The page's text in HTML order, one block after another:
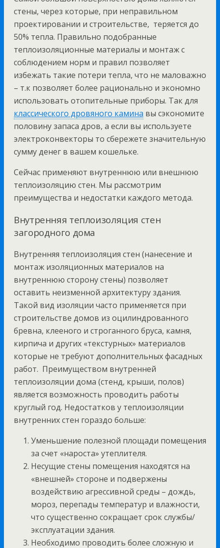
стены, через которые, при неправильном
проектировании и строительстве, теряется до
50% тепла. Правильно подобранные
теплоизоляционные материалы и монтаж с
соблюдением норм и правил позволяет
избежать такие потери тепла, что не маловажно
– т.к позволяет более рационально и экономно
использовать отопительные приборы. Так для
классического дровяного камина вы сэкономите
половину запаса дров, а если вы используете
электроконвекторы то сбережете значительную
сумму денег в вашем кошельке.
Сейчас применяют внутреннюю или внешнюю
теплоизоляцию стен. Мы рассмотрим
преимущества и недостатки каждого метода.
Внутренняя теплоизоляция стен
загородного дома
Внутренняя теплоизоляция стен (нанесение и
монтаж изоляционных материалов на
внутреннюю сторону стены) позволяет
оставить неизменной архитектуру здания.
Такой вид изоляции часто применяется при
строительстве домов из оцилиндрованного
бревна, клееного и строганного бруса, камня,
кирпича и других «текстурных» материалов
которые не требуют дополнительных фасадных
работ. Преимуществом внутренней
теплоизоляции дома (стенд, крыши, полов)
является возможность проводить работы
круглый год. Недостатков у теплоизоляции
внутренних стен гораздо больше:
Уменьшение полезной площади помещения
за счет «нароста» утеплителя.
Несущие стены помещения находятся на
«внешней» стороне и подвержены
воздействию агрессивной среды – дождь,
мороз, перепады температур и влажности,
что существенно сокращает срок службы/
эксплуатации здания.
Необходимо проводить более сложную и